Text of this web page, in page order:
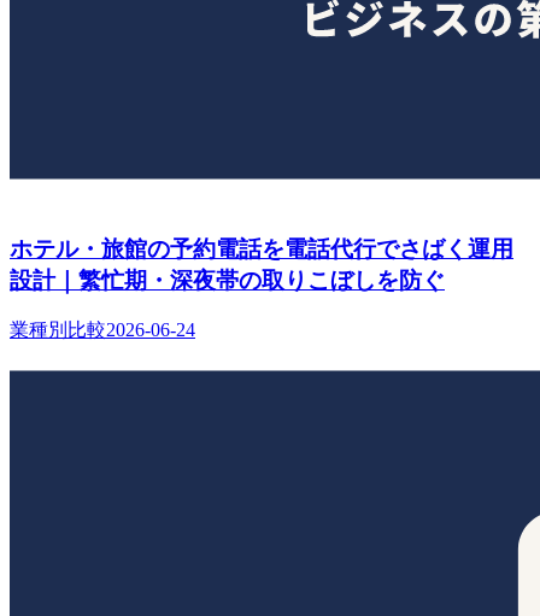
ホテル・旅館の予約電話を電話代行でさばく運用
設計｜繁忙期・深夜帯の取りこぼしを防ぐ
業種別比較2026-06-24